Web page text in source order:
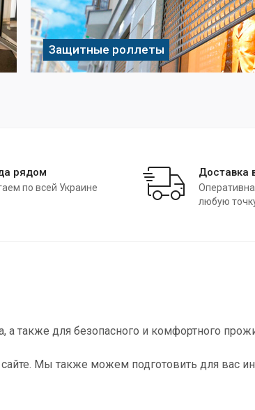
Защитные роллеты
рядом
по всей Украине
Доставка
любую
также для безопасного и комфортного
Мы также можем подготовить для вас